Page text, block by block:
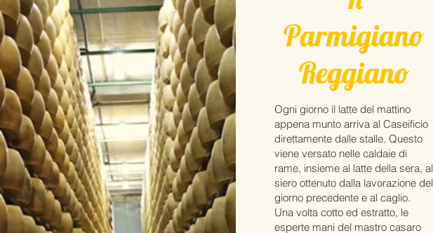
Parmigiano
Reggiano
Ogni giorno il latte del mattino
appena munto arriva al Caseificio
direttamente dalle stalle. Questo
viene versato nelle caldaie di
rame, insieme al latte della sera, al
siero ottenuto dalla lavorazione del
giorno precedente e al caglio.
Una volta cotto ed estratto, le
esperte mani del mastro casaro